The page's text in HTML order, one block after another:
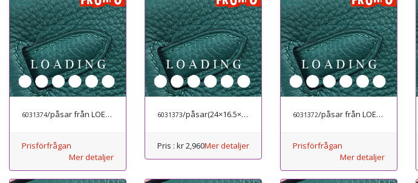
6031374/påsar från LOEWE
Prisförfrågan
Mer detaljer
6031373/påsar(24×16.5×10.5 cm) från LOEWE
Pris : kr 2,960Mer detaljer
6031372/påsar från LOEWE
Prisförfrågan
Mer detaljer